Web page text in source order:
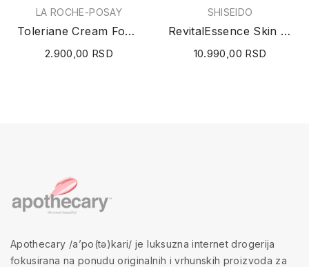
LA ROCHE-POSAY
Toleriane Cream Foundation (N°02 Light Beige) 30ml
2.900,00 RSD
SHISEIDO
RevitalEssence Skin Glow Foundation SPF30...
10.990,00 RSD
Apothecary /a’po(tə)kari/ je luksuzna internet drogerija
fokusirana na ponudu originalnih i vrhunskih proizvoda za